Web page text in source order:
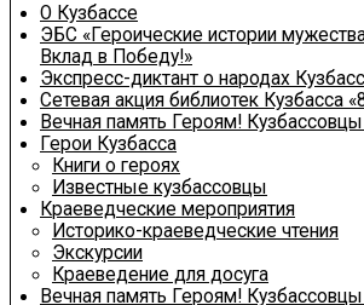
О Кузбассе
ЭБС «Героические истории
Вклад в Победу!»
Экспресс-диктант о народах
Сетевая акция библиотек Кузбасса
Вечная память Героям!
Герои Кузбасса
Книги о героях
Известные кузбассовцы
Краеведческие мероприятия
Историко-краеведческие чтения
Экскурсии
Краеведение для досуга
Вечная память Героям!